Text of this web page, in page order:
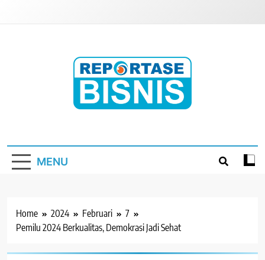
MENU
Home 2024 Februari
7
Pemilu 2024 Berkualitas, Demokrasi Jadi Sehat